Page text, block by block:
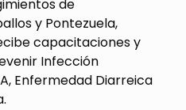
de
y Pontezuela,
capacitaciones y
Infección
Enfermedad Diarreica